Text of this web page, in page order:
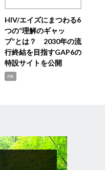
HIV/エイズにまつわる6
つの“理解のギャッ
プ”とは？ 2030年の流
行終結を目指すGAP6の
特設サイトを公開
PR